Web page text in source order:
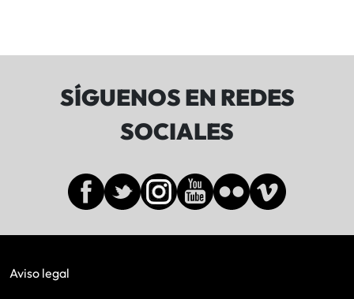
SÍGUENOS EN REDES
SOCIALES
Aviso legal